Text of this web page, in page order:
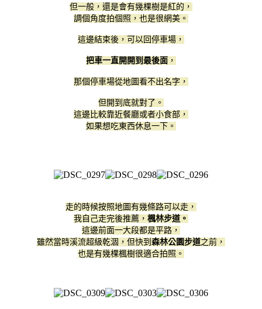
但一般，還是會有幾棵樹是紅的，
調個角度拍個照，也是很網美。
這邊結束後，可以回停車場，
把車一直開開到最後面 ，
那個停車場從地圖看不出名字，
但開到底就對了。
這邊比較靠近餐廳或者小食部，
如果想吃東西休息一下。
走的時候按照地圖有幾條路可以走，
我自己走完後推薦， 楓林步道。
這邊前面一大段都是平路，
雖然當時溪流超級乾涸，但快到 森林公園步道之前，
也是有幾棵楓樹很適合拍照。